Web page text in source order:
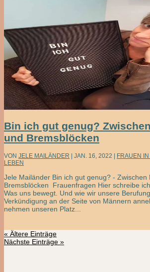
Bin ich gut genug?
und Bremsblöcken
VON JELE MAILÄNDER JAN. 16, 2022 FRAUEN
LEBEN
Jele Mailänder Bin ich gut genug? - Zwischen
Bremsblöcken Frauenfragen Hier schreibe
Was uns bewegt. Und wie wir unsere
Verkündigung an der Seite von Männern
nehmen unseren Platz...
« Ältere Einträge
Nächste Einträge »